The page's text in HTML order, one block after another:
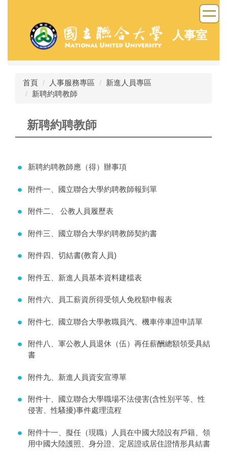
容
人事室
首頁 人事服務專區
新進人員專區
新聘約聘教師
新聘約聘教師
新聘約聘教師應（得）辦事項
附件一、國立聯合大學約聘教師報到單
附件二、 公教人員履歷表
附件三、國立聯合大學約聘教師契約書
附件四、切結書(教育人員)
附件五、新進人員基本資料建檔表
附件六、員工薪資所得受領人免稅額申報表
附件七、國立聯合大學教職員汽、機車停車證申請單
附件八、軍公教人員退休（伍）再任薪酬總額領受具結
書
附件九、新進人員資安宣導單
附件十、國立聯合大學職場不法侵害(含性別平等、性
侵害、性騷擾)事件處理流程
附件十一、擬任（現職）人員在中國大陸設有戶籍、領
用中國大陸護照、身分證、定居證或居住證情形具結書